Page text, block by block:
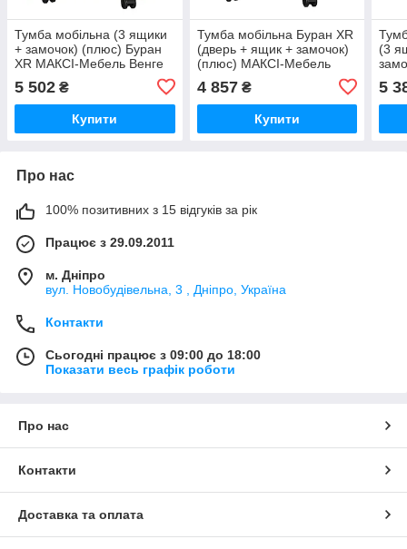
Тумба мобільна (3 ящики
+ замочок) (плюс) Буран
XR МАКСІ-Мебель Венге
(5102926)
5 502 ₴
Купити
Тумба мобільна Буран XR
(дверь + ящик + замочок)
(плюс) МАКСІ-Мебель
молочний (5102928)
4 857₴
Купити
(3
5
Про нас
100% позитивних з 15 відгуків за рік
Працює з 29.09.2011
м. Дніпро
вул. Новобудівельна, 3 , Дніпро, Україна
Контакти
Сьогодні працює з 09:00 до 18:00
Показати весь графік роботи
Про нас
Контакти
Доставка та оплата